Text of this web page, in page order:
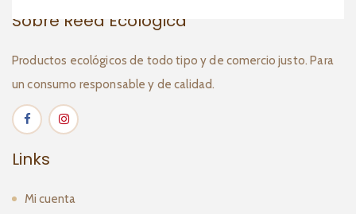
Sobre Reed Ecológica
Productos ecológicos de todo tipo y de comercio justo. Para
un consumo responsable y de calidad.
Links
Mi cuenta